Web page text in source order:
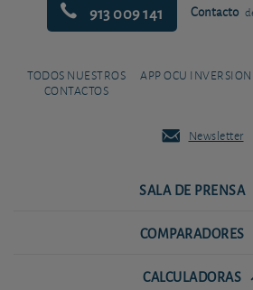
913 009 141 Contacto
TODOS NUESTROS
CONTACTOS
APP OCU
Newsletter
SALA DE PRENSA
COMPARADORES
CALCULADORAS